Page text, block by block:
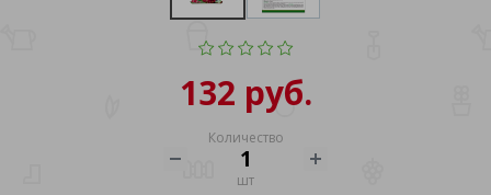
132 руб.
Количество
шт